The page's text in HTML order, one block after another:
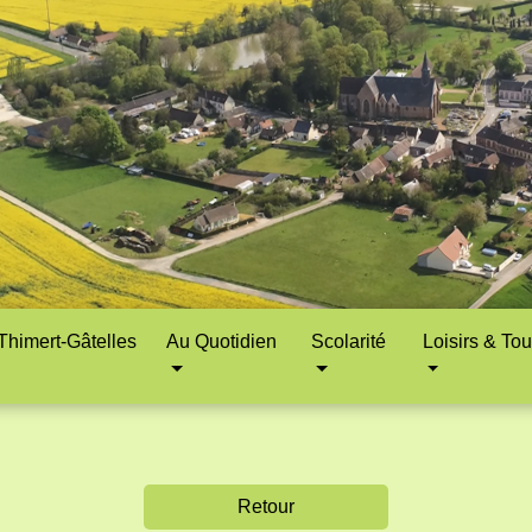
Gâtelles Au Quotidien Scolarité Loisirs &
Retour